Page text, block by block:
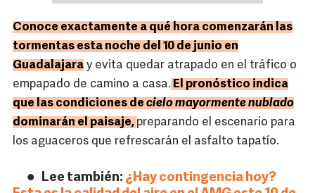
Conoce exactamente a qué hora comenzarán las
tormentas esta noche del 10 de junio en
Guadalajara y evita quedar atrapado en el tráfico o
empapado de camino a casa. El pronóstico indica
que las condiciones de cielo mayormente nublado
dominarán el paisaje, preparando el escenario para
los aguaceros que refrescarán el asfalto tapatío.
Lee también: ¿Hay contingencia hoy?